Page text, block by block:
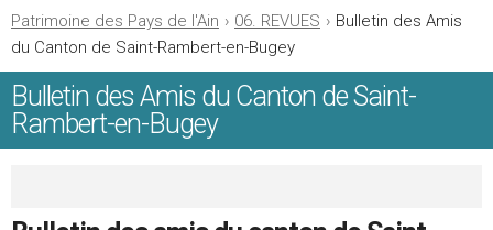
Patrimoine des Pays de l'Ain › 06. REVUES › Bulletin des Amis
du Canton de Saint-Rambert-en-Bugey
Bulletin des Amis du Canton de Saint-
Rambert-en-Bugey